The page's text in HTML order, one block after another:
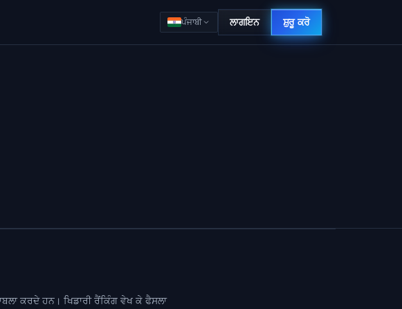
ਪੰਜਾਬੀ ਲਾਗਇਨ ਸ਼ੁਰੂ ਕਰੋ
ਕਰਦੇ ਹਨ। ਖਿਡਾਰੀ ਰੈਂਕਿੰਗ ਵੇਖ ਕੇ ਫੈਸਲਾ